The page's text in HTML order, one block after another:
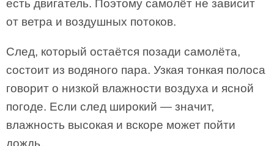
есть двигатель. Поэтому самолёт не зависит
от ветра и воздушных потоков.
След, который остаётся позади самолёта,
состоит из водяного пара. Узкая тонкая полоса
говорит о низкой влажности воздуха и ясной
погоде. Если след широкий — значит,
влажность высокая и вскоре может пойти
дождь.